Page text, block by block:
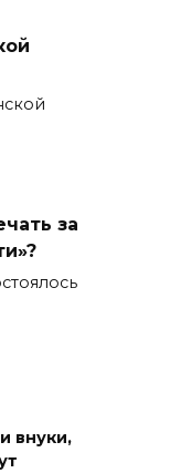
за
внуки,